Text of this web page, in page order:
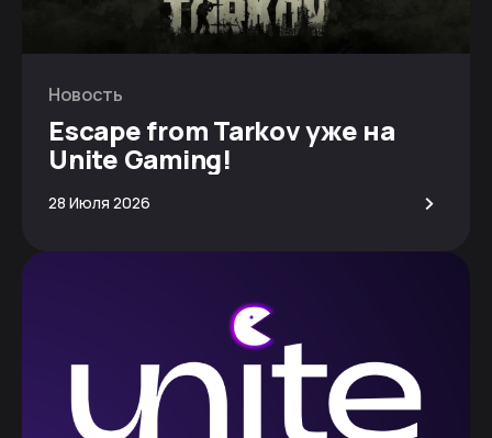
Новость
Escape from Tarkov уже на
Unite Gaming!
28 Июля 2026 >